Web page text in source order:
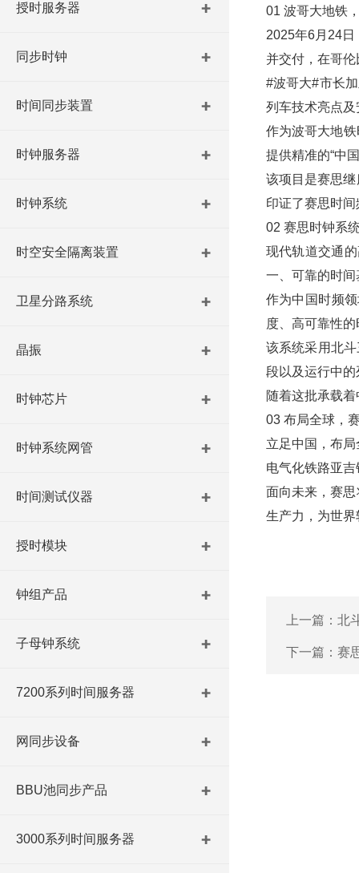
授时服务器
同步时钟
时间同步装置
时钟服务器
时钟系统
时空安全隔离装置
卫星分路系统
晶振
时钟芯片
时钟系统网管
时间测试仪器
授时模块
钟组产品
子母钟系统
7200系列时间服务器
网同步设备
BBU池同步产品
3000系列时间服务器
01 波哥大地铁
2025年6月24
并交付，在哥
#波哥大#市长
列车技术亮点及
作为波哥大地
提供精准的“中
该项目是赛思
印证了赛思时
02 赛思时钟系
现代轨道交通
一、可靠的时
作为中国时频
度、高可靠性
该系统采用北
段以及运行中
随着这批承载
03 布局全球，
立足中国，布
电气化铁路亚
面向未来，赛
生产力，为世界
上一篇： 北
下一篇： 赛